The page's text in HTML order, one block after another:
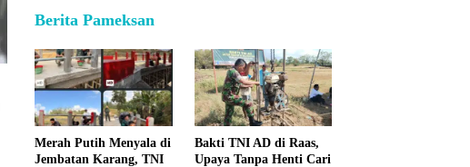
Berita Pameksan
Merah Putih Menyala di
Jembatan Karang, TNI
Bakti TNI AD di Raas,
Upaya Tanpa Henti Cari